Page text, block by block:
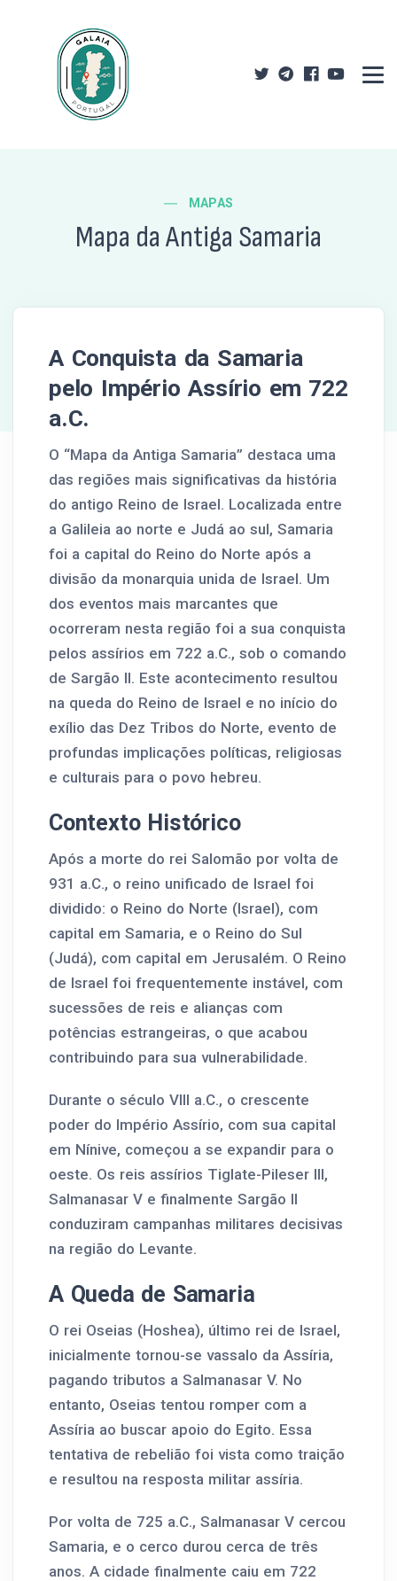
MAPAS
Mapa da Antiga Samaria
A Conquista da Samaria
pelo Império Assírio em 722
a.C.
O “Mapa da Antiga Samaria” destaca uma
das regiões mais significativas da história
do antigo Reino de Israel. Localizada entre
a Galileia ao norte e Judá ao sul, Samaria
foi a capital do Reino do Norte após a
divisão da monarquia unida de Israel. Um
dos eventos mais marcantes que
ocorreram nesta região foi a sua conquista
pelos assírios em 722 a.C., sob o comando
de Sargão II. Este acontecimento resultou
na queda do Reino de Israel e no início do
exílio das Dez Tribos do Norte, evento de
profundas implicações políticas, religiosas
e culturais para o povo hebreu.
Contexto Histórico
Após a morte do rei Salomão por volta de
931 a.C., o reino unificado de Israel foi
dividido: o Reino do Norte (Israel), com
capital em Samaria, e o Reino do Sul
(Judá), com capital em Jerusalém. O Reino
de Israel foi frequentemente instável, com
sucessões de reis e alianças com
potências estrangeiras, o que acabou
contribuindo para sua vulnerabilidade.
Durante o século VIII a.C., o crescente
poder do Império Assírio, com sua capital
em Nínive, começou a se expandir para o
oeste. Os reis assírios Tiglate-Pileser III,
Salmanasar V e finalmente Sargão II
conduziram campanhas militares decisivas
na região do Levante.
A Queda de Samaria
O rei Oseias (Hoshea), último rei de Israel,
inicialmente tornou-se vassalo da Assíria,
pagando tributos a Salmanasar V. No
entanto, Oseias tentou romper com a
Assíria ao buscar apoio do Egito. Essa
tentativa de rebelião foi vista como traição
e resultou na resposta militar assíria.
Por volta de 725 a.C., Salmanasar V cercou
Samaria, e o cerco durou cerca de três
anos. A cidade finalmente caiu em 722